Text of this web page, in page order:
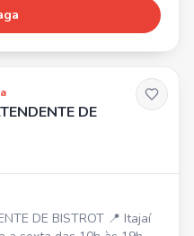
DE
BISTROT 📍 Itajaí